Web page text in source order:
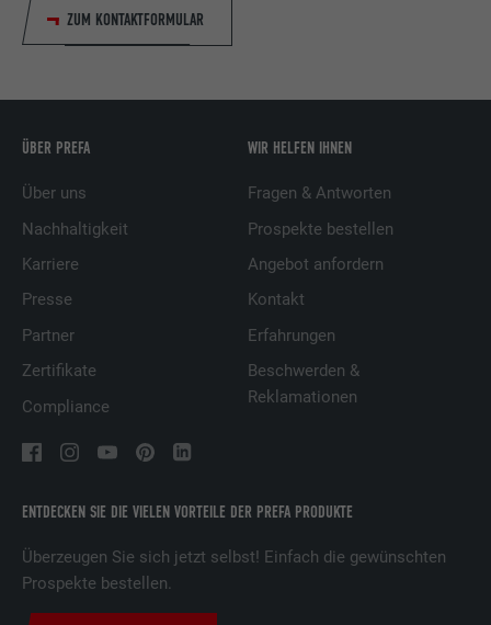
ZUM KONTAKTFORMULAR
ENTDECKEN SIE DIE VIELEN VORTEILE DER PREFA PRODUKTE
Überzeugen Sie sich jetzt selbst! Einfach die gewünschten
Prospekte bestellen.
ÜBER PREFA
Über uns
Nachhaltigkeit
Karriere
Presse
Partner
Zertifikate
Compliance
WIR HELFEN IHNEN
Fragen & Antworten
Prospekte bestellen
Angebot anfordern
Kontakt
Erfahrungen
Beschwerden &
Reklamationen